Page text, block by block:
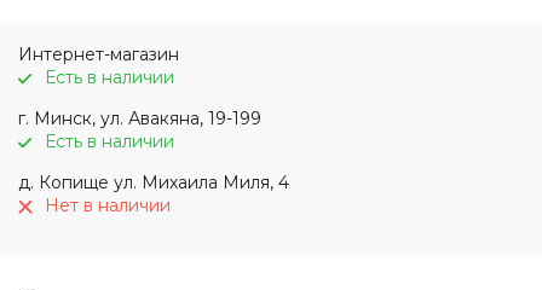
Интернет-магазин
Есть в наличии
г. Минск, ул. Авакяна, 19-199
Есть в наличии
д. Копище ул. Михаила Миля, 4
Нет в наличии